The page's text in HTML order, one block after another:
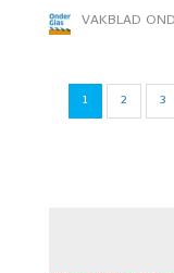
VAKBLAD
1 2 3